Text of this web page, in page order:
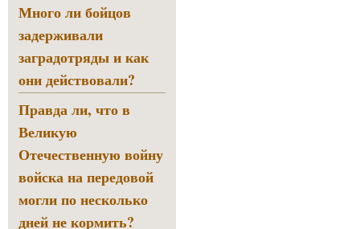
Много ли бойцов
задерживали
заградотряды и как
они действовали?
Правда ли, что в
Великую
Отечественную войну
войска на передовой
могли по несколько
дней не кормить?